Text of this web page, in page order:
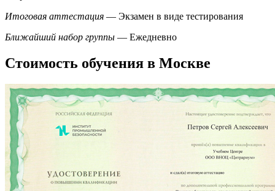
Итоговая аттестация — Экзамен в виде тестирования
Ближайший набор группы — Ежедневно
Стоимость обучения в Москве